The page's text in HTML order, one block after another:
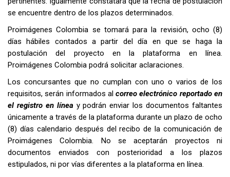
se encuentre dentro de los plazos determinados.
Proimágenes Colombia se tomará para la revisión, ocho (8)
días hábiles contados a partir del día en que se haga la
postulación del proyecto en la plataforma en línea.
Proimágenes Colombia podrá solicitar aclaraciones.
Los concursantes que no cumplan con uno o varios de los
requisitos, serán informados alcorreo electrónico reportado en
el registro en líneay podrán enviar los documentos faltantes
únicamente a través de la plataforma durante un plazo de ocho
(8) días calendario después del recibo de la comunicación de
Proimágenes Colombia. No se aceptarán proyectos ni
documentos enviados con posterioridad a los plazos
estipulados, ni por vías diferentes a la plataforma en línea.